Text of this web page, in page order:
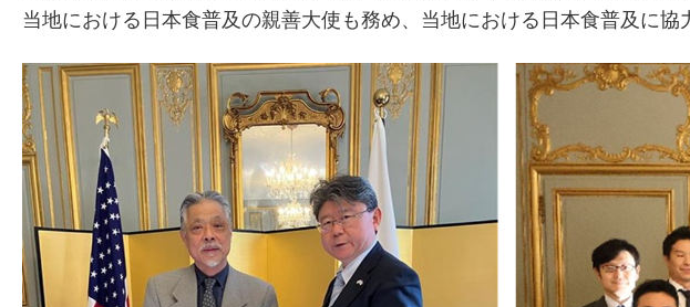
当地における日本食普及の親善大使も務め、当地における日本食普及に